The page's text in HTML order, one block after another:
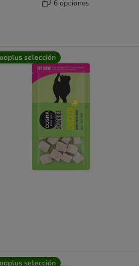
6 opciones
selección
selección